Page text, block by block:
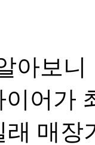
아보
어가
래 매